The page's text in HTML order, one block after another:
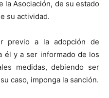
la Asociación, de su estado
su actividad.
previo a la adopción de
él y a ser informado de los
medidas, debiendo ser
caso, imponga la sanción.